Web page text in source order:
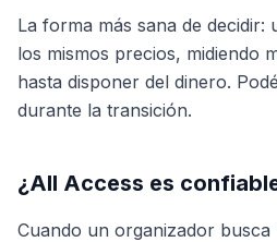
La forma más sana de
los mismos precios, midiendo
hasta disponer del dinero.
durante la transición.
¿All Access es
Cuando un organizador